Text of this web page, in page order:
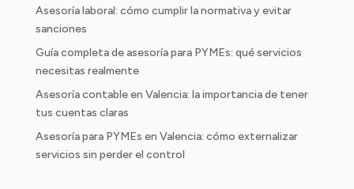
Asesoría laboral: cómo cumplir la normativa y evitar
sanciones
Guía completa de asesoría para PYMEs: qué servicios
necesitas realmente
Asesoría contable en Valencia: la importancia de tener
tus cuentas claras
Asesoría para PYMEs en Valencia: cómo externalizar
servicios sin perder el control